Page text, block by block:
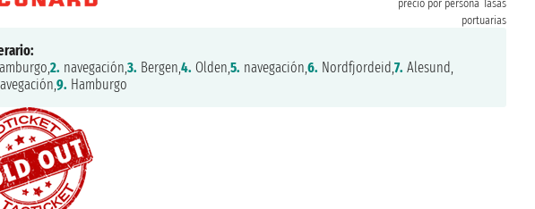
precio por persona Tasas
portuarias
2. navegación,3. Bergen,4. Olden,5. navegación,6. Nordfjordeid,7. Alesund,
9. Hamburgo